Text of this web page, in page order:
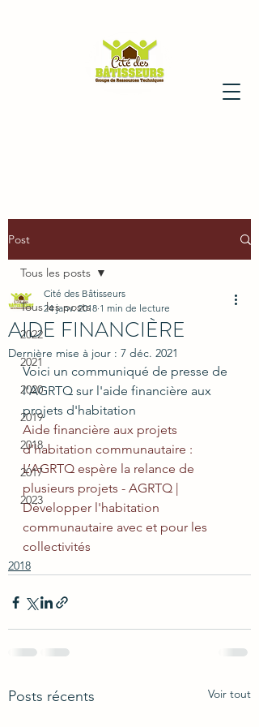
Post
Tous les posts
2022
2021
2020
2019
2018
2017
2023
Tous les posts
AIDE FINANCIÈRE
Cité des Bâtisseurs
24 janv. 2018 1 min de lecture
Dernière mise à jour : 7 déc. 2021
Voici un communiqué de presse de
l'AGRTQ sur l'aide financière aux
projets d'habitation
Aide financière aux projets
d’habitation communautaire :
L’AGRTQ espère la relance de
plusieurs projets - AGRTQ |
Développer l'habitation
communautaire avec et pour les
collectivités
2018
Posts récents Voir tout